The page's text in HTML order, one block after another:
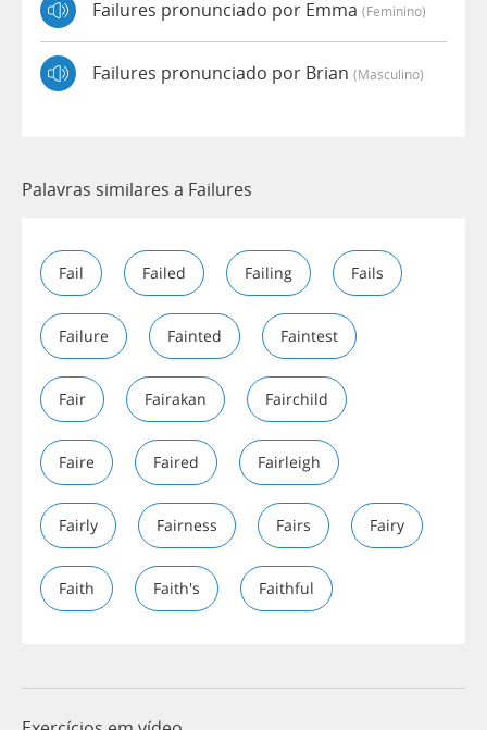
Failures pronunciado por Emma (feminino)
Failures pronunciado por Brian (masculino)
Palavras similares a Failures
Fail Failed Failing Fails
Failure Fainted Faintest
Fair Fairakan Fairchild
Faire Faired Fairleigh
Fairly Fairness Fairs Fairy
Faith Faith's Faithful